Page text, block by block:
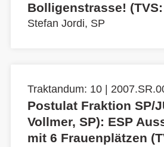
Bolligenstrasse!
Stefan Jordi, SP
Traktandum: 10 |
Postulat Fraktion SP/
Vollmer, SP): ESP
mit 6 Frauenplätzen